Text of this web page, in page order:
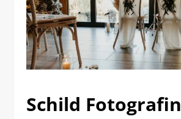
Schild Fotografin